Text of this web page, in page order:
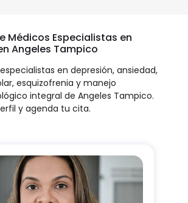
Médicos Especialistas en
Angeles Tampico
en depresión, ansiedad,
esquizofrenia y manejo
integral de Angeles Tampico.
y agenda tu cita.